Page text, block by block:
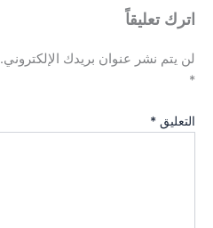
اترك تعليقاً
لن يتم نشر عنوان بريدك الإلكتروني.
*
التعليق *